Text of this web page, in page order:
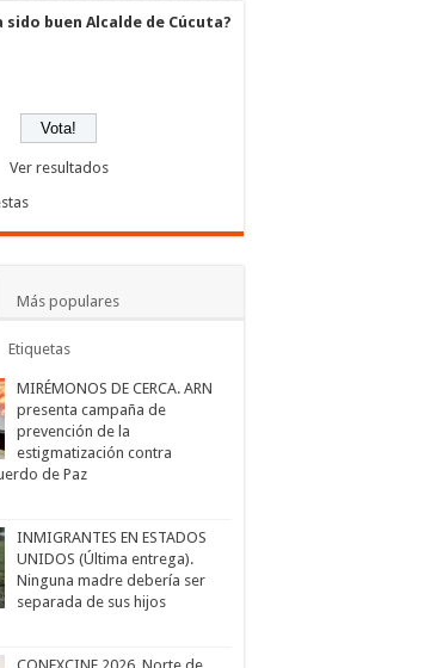
sido buen Alcalde de Cúcuta?
Ver resultados
Más populares
Etiquetas
MIRÉMONOS DE CERCA. ARN
presenta campaña de
prevención de la
estigmatización contra
de Paz
INMIGRANTES EN ESTADOS
UNIDOS (Última entrega).
Ninguna madre debería ser
separada de sus hijos
CONEXCINE 2026. Norte de